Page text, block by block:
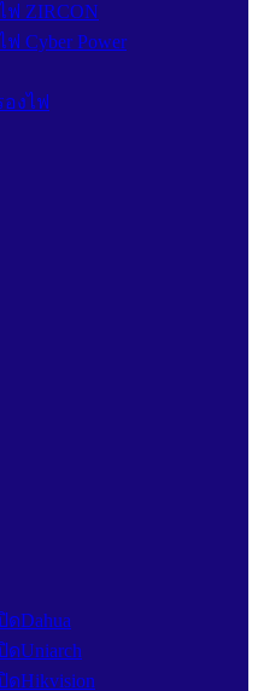
ฟ ZIRCON
Cyber Power
องไฟ
Dahua
Uniarch
ดHikvision